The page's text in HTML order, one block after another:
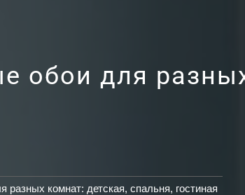
обои для
комнат: детская, спальня, гостиная